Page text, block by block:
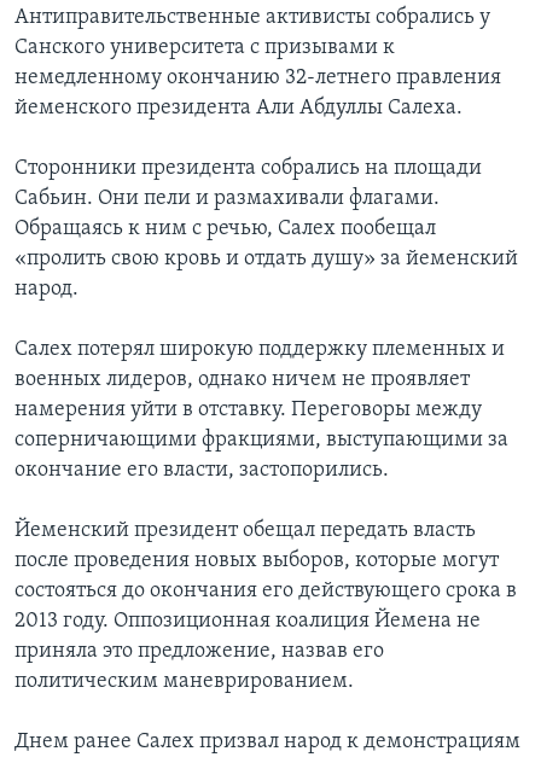
Антиправительственные активисты собрались у
Санского университета с призывами к
немедленному окончанию 32-летнего правления
йеменского президента Али Абдуллы Салеха.
Сторонники президента собрались на площади
Сабьин. Они пели и размахивали флагами.
Обращаясь к ним с речью, Салех пообещал
«пролить свою кровь и отдать душу» за йеменский
народ.
Салех потерял широкую поддержку племенных и
военных лидеров, однако ничем не проявляет
намерения уйти в отставку. Переговоры между
соперничающими фракциями, выступающими за
окончание его власти, застопорились.
Йеменский президент обещал передать власть
после проведения новых выборов, которые могут
состояться до окончания его действующего срока в
2013 году. Оппозиционная коалиция Йемена не
приняла это предложение, назвав его
политическим маневрированием.
Днем ранее Салех призвал народ к демонстрациям